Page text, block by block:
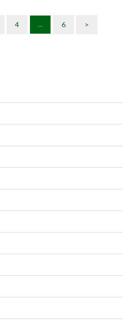
Solsticio de verano, el inti raymi
Juan
4 … 6 >